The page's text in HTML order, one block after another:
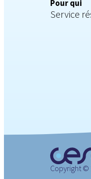
Pour qui
Service
Copyright ©